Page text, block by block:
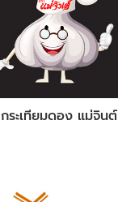
กระเทียมดอง แม่จินต์